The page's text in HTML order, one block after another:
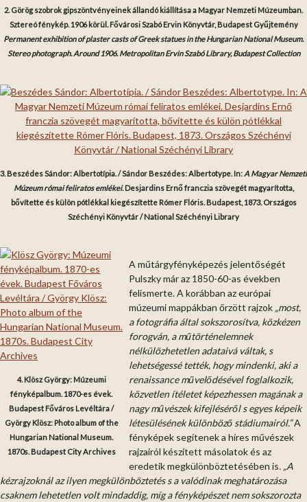
2. Görög szobrok gipszöntvényeinek állandó kiállítása a Magyar Nemzeti Múzeumban.
Sztereó fénykép. 1906 körül .Fővárosi Szabó Ervin Könyvtár, Budapest Gyűjtemény
Permanent exhibition of plaster casts of Greek statues in the Hungarian National Museum.
Stereo photograph. Around 1906. Metropolitan Ervin Szabó Library, Budapest Collection
3. Beszédes Sándor: Albertotípia. / Sándor Beszédes: Albertotype. In:A Magyar Nemzeti
Múzeum római feliratos emlékei. Desjardins Ernő franczia szövegét magyarította,
bővítette és külön pótlékkal kiegészítette Rómer Flóris. Budapest, 1873. Országos
Széchényi Könyvtár / National Széchényi Library
4. Klösz György: Múzeumi
fényképalbum. 1870-es évek.
Budapest Főváros Levéltára /
György Klösz: Photo album of the
Hungarian National Museum.
1870s. Budapest City Archives
A műtárgyfényképezés jelentőségét
Pulszky már az 1850-60-as években
felismerte. A korábban az európai
múzeumi mappákban őrzött rajzok „most,
a fotográfia által sokszorosítva, közkézen
forogván, a műtörténelemnek
nélkülözhetetlen adataivá váltak, s
lehetségessé tették, hogy mindenki, aki a
renaissance művelődésével foglalkozik,
közvetlen ítéletet képezhessen magának a
nagy művészek kifejléséről s egyes képeik
létesülésének különböző stádiumairól.”A
fényképek segítenek a híres művészek
rajzairól készített másolatok és az
eredetik megkülönböztetésében is. „A
kézrajzoknál az ilyen megkülönböztetés s a valódinak meghatározása
csaknem lehetetlen volt mindaddig, míg a fényképészet nem sokszorozta